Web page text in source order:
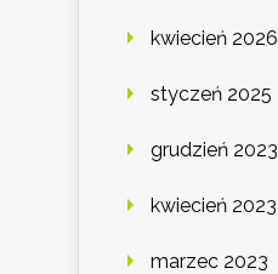
kwiecień 2026
styczeń 2025
grudzień 2023
kwiecień 2023
marzec 2023